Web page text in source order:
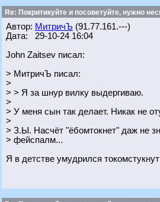
Re: Покритикуйте и посоветуйте, нужно
Автор: МитричЪ (91.77.161.---)
Дата: 29-10-24 16:04
John Zaitsev писал:
> МитричЪ писал:
>
> > Я за шнур вилку выдергиваю.
>
> У меня сын так делает. Никак не
>
> З.Ы. Насчёт "ёбомтокнет" даж не
> фейспалм...
Я в детстве умудрился